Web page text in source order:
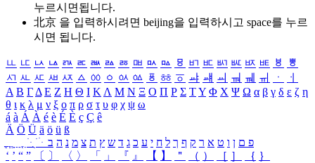
누르시면됩니다.
北京 을 입력하시려면 beijing을 입력하시고 space를 누르
시면 됩니다.
ㅥ ㅦ ㅧ ㅨ ㅩ ㅪ ㅫ ㅬ ㅭ ㅮ ㅯ ㅰ ㅱ ㅲ ㅳ ㅴ ㅵ ㅶ ㅷ ㅸ
ㅹ
ㅺ ㅻ ㅼ ㅽ ㅾ ㅿ ㆀ ㆁ ㆂ ㆃ ㆄ ㆅ ㆆ ㆇ ㆈ ㆉ ㆊ ㆋ ㆌ ㆍ
ㆎ
Α Β ΓΔ Ε Ζ Η Θ Ι ΚΛ Μ Ν Ξ Ο Π Ρ Σ ΤΥ Φ Χ Ψ Ω α β γ δ ε ζ η
θ ι κ λ μ ν ξ ο π ρ σ τ υ φ χ ψ ω
á à Á À é è É È ç Ç ê
Ä Ö Ü ä ö ü ß
ִֶֹ ֻּ ׁׂ פ ם ן ו ט א ר ק ף ך ל ח י ע כ ג ד ש ץ ת צ מ נ ה ב
‘ ’ “ ” 〔 〕 〈 〉 「 」 『 』 【 】 ＂ （ ） ［ ］ ｛ ｝